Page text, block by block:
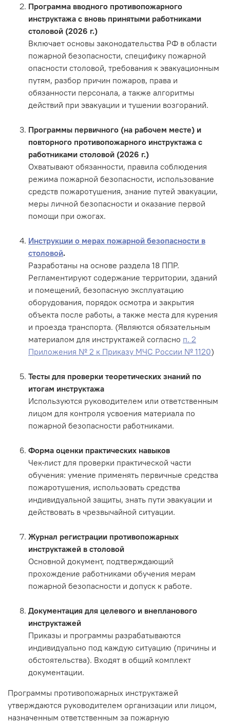
Программа вводного противопожарного
инструктажа с вновь принятыми работниками
столовой (2026 г.)
Включает основы законодательства РФ в области
пожарной безопасности, специфику пожарной
опасности столовой, требования к эвакуационным
путям, разбор причин пожаров, права и
обязанности персонала, а также алгоритмы
действий при эвакуации и тушении возгораний.
Программы первичного (на рабочем месте) и
повторного противопожарного инструктажа с
работниками столовой (2026 г.)
Охватывают обязанности, правила соблюдения
режима пожарной безопасности, использование
средств пожаротушения, знание путей эвакуации,
меры личной безопасности и оказание первой
помощи при ожогах.
Инструкции о мерах пожарной безопасности в
столовой.
Разработаны на основе раздела 18 ППР.
Регламентируют содержание территории, зданий
и помещений, безопасную эксплуатацию
оборудования, порядок осмотра и закрытия
объекта после работы, а также места для курения
и проезда транспорта. (Являются обязательным
материалом для инструктажей согласно п. 2
Приложения № 2 к Приказу МЧС России № 1120)
Тесты для проверки теоретических знаний по
итогам инструктажа
Используются руководителем или ответственным
лицом для контроля усвоения материала по
пожарной безопасности работниками.
Форма оценки практических навыков
Чек-лист для проверки практической части
обучения: умение применять первичные средства
пожаротушения, использовать средства
индивидуальной защиты, знать пути эвакуации и
действовать в чрезвычайной ситуации.
Журнал регистрации противопожарных
инструктажей в столовой
Основной документ, подтверждающий
прохождение работниками обучения мерам
пожарной безопасности и допуск к работе.
Документация для целевого и внепланового
инструктажей
Приказы и программы разрабатываются
индивидуально под каждую ситуацию (причины и
обстоятельства). Входят в общий комплект
документации.
Программы противопожарных инструктажей
утверждаются руководителем организации или лицом,
назначенным ответственным за пожарную